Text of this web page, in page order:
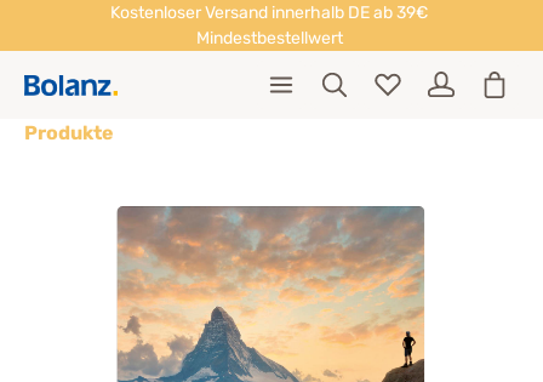
Kostenloser Versand innerhalb DE ab 39€
Mindestbestellwert
Produkte